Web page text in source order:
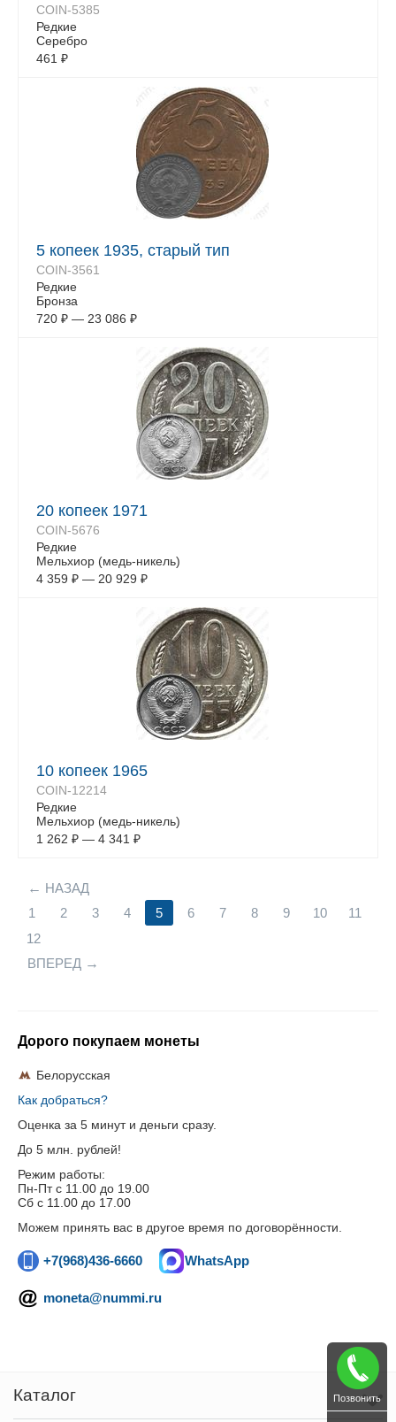
COIN-5385
Редкие
Серебро
461 ₽
5 копеек 1935, старый тип
COIN-3561
Редкие
Бронза
720 ₽ — 23 086 ₽
20 копеек 1971
COIN-5676
Редкие
Мельхиор (медь-никель)
4 359 ₽ — 20 929 ₽
10 копеек 1965
COIN-12214
Редкие
Мельхиор (медь-никель)
1 262 ₽ — 4 341 ₽
НАЗАД
1
2 3 4 5 6 7 8 9 10
11
12
ВПЕРЕД
Дорого покупаем монеты
Белорусская
Как добраться?
Оценка за 5 минут и деньги сразу.
До 5 млн. рублей!
Режим работы:
Пн-Пт c 11.00 до 19.00
Сб с 11.00 до 17.00
Можем принять вас в другое время по договорённости.
+7(968)436-6660 WhatsApp
moneta@nummi.ru
Каталог Позвонить